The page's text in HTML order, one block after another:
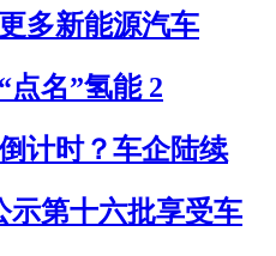
多新能源汽车
点名”氢能 2
计时？车企陆续
示第十六批享受车